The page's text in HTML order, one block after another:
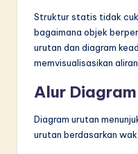
Struktur statis tidak
bagaimana objek
urutan dan diagram
memvisualisasikan aliran
Alur
Diagram urutan
urutan berdasarkan